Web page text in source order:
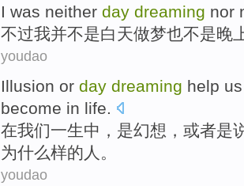
I was neither day dreaming nor
不过我并不是白天做梦也不是晚
youdao
Illusion or day dreaming help us
become in life
在我们一生中， 是幻想 ， 或者是
为什么样的 人。
youdao